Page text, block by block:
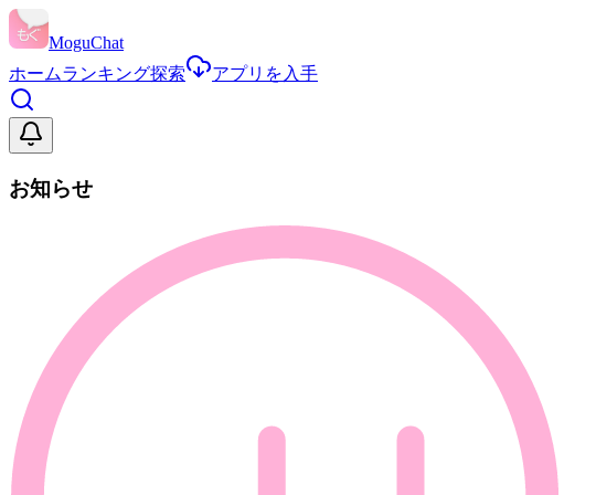
MoguChat
ホームランキング探索 アプリを入手
お知らせ